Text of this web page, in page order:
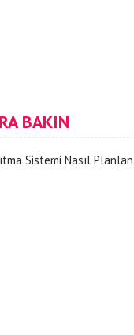
BAKIN